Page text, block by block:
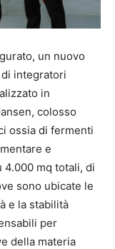
un nuovo
integratori
in
colosso
ossia di fermenti
e
4.000 mq totali, di
sono ubicate le
e la stabilità
per
della materia